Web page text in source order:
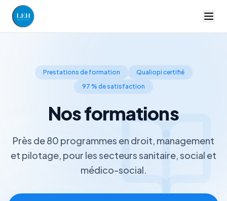
LEH Formation — accueil
Prestations de formation
Qualiopi certifié
97 % de satisfaction
Nos formations
Près de 80 programmes en droit, management
et pilotage, pour les secteurs sanitaire, social et
médico-social.